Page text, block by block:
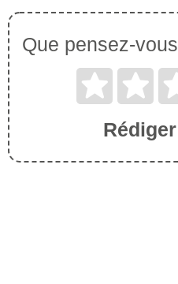
Que pensez-